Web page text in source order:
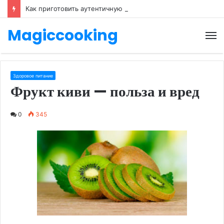
Magiccooking
Здоровое питание
Фрукт киви — польза и вред
0 345